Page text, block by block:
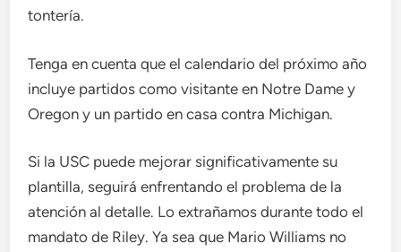
tontería.
Tenga en cuenta que el calendario del próximo año
incluye partidos como visitante en Notre Dame y
Oregon y un partido en casa contra Michigan.
Si la USC puede mejorar significativamente su
plantilla, seguirá enfrentando el problema de la
atención al detalle. Lo extrañamos durante todo el
mandato de Riley. Ya sea que Mario Williams no